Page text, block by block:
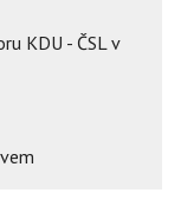
KDU - ČSL v